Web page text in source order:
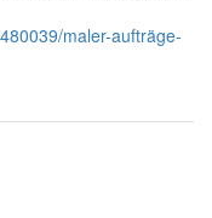
maler-aufträge-